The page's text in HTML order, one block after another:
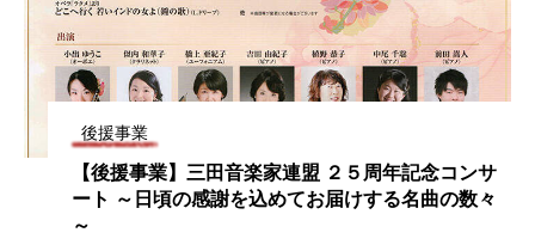
日（木）今回はビル・エヴァン
ス リバーサイド4部作を特集し
ました！
2024.03.07
【マイスイートガーデン】7月
日（火）配信 庭づくりは曲線
意識しています 三田グリーン
ットの山本さん
2026.07.14
TAG LIST
後援事業
【後援事業】三田音楽家連盟 ２５周年記念コンサ
ート ～日頃の感謝を込めてお届けする名曲の数々
～